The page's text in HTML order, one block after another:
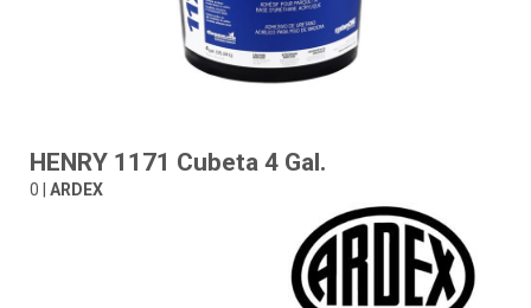
HENRY 1171 Cubeta 4 Gal.
0 | ARDEX